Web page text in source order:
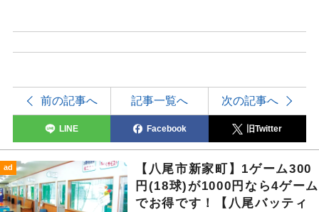
前の記事へ 記事一覧へ 次の記事へ
LINE Facebook 旧Twitter
ad
【八尾市新家町】1ゲーム300
円(18球)が1000円なら4ゲーム
でお得です！【八尾バッティ